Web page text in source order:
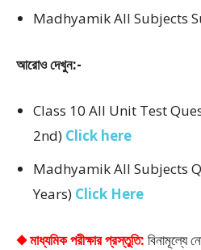
Madhyamik All Subjects
আরোও দেখুন:-
Class 10 All Unit Test
2nd) Click here
Madhyamik All Subjects
Years) Click Here
◆ মাধ্যমিক পরীক্ষার প্রস্তুতি: বিনামূল্যে